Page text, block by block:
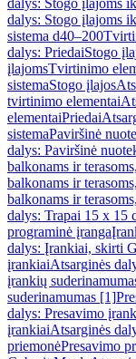
dalys: Stogo įlajoms
dalys: Stogo įlajoms
sistema d40–200
dalys: PriedaiStogo
įlajomsTvirtinimo
sistemaStogo įlajos
tvirtinimo elementai
elementaiPriedai
sistemaPaviršinė
dalys: Paviršinė
balkonams ir
balkonams ir
balkonams ir
dalys: Trapai 15 x 15
programinė įranga
dalys: Įrankiai, skirti
įrankiaiAtsarginės
įrankių
suderinamumas [1]
dalys: Presavimo
įrankiaiAtsarginės
priemonėPresavimo